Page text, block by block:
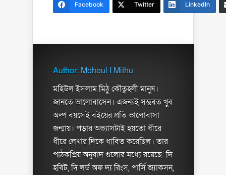
Facebook Twitter LinkedIn
Author: Moheul I Mithu
মহিউল ইসলাম মিঠু কৌতুহলী মানুষ।
জানতে ভালোবাসেন। এজন্যই সম্ভবত খুব
অল্প বয়সেই বইয়ের প্রতি ভালোবাসা
জন্মায়। পড়ার অভ্যাসটাই হয়তো ধীরে
ধীরে লেখার দিকে ধাবিত করেছিল। তার
পাঠকপ্রিয় অনুবাদ গুলোর মধ্যে রয়েছে: দি
হবিট, দি লর্ড অফ দ্য রিংস, পার্সি জ্যাকসন,